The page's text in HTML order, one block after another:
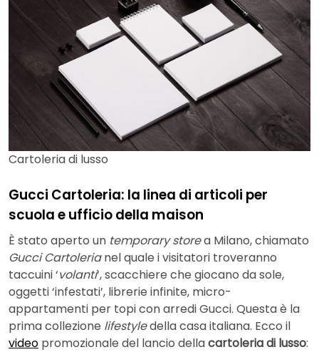
Cartoleria di lusso
Gucci Cartoleria: la linea di articoli per
scuola e ufficio della maison
È stato aperto un temporary storea Milano, chiamato
Gucci Cartolerianel quale i visitatori troveranno
taccuini ‘volanti‘, scacchiere che giocano da sole,
oggetti ‘infestati’, librerie infinite, micro-
appartamenti per topi con arredi Gucci. Questa è la
prima collezione lifestyledella casa italiana. Ecco il
video promozionale del lancio dellacartoleria di lusso: